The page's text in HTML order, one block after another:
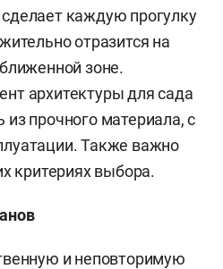
каждую прогулку
отразится на
зоне.
архитектуры для сада
прочного материала, с
Также важно
критериях выбора.
и неповторимую